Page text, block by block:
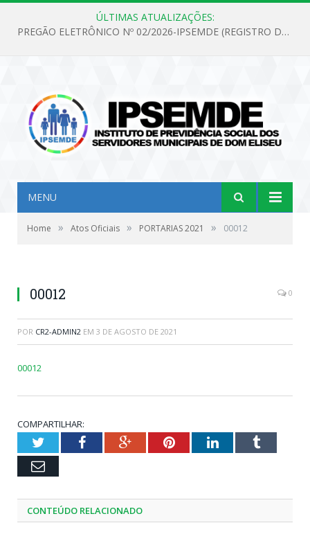
ÚLTIMAS ATUALIZAÇÕES:
PREGÃO ELETRÔNICO Nº 02/2026-IPSEMDE (REGISTRO DE PREÇOS PARA FUTURA E EVENTUAL AQUISIÇÃO DE MATERIAL DE LIMPEZA E GÊNEROS ALIMENTÍCIOS PARA ATENDER AS NECESSIDADES DO INSTITUTO DE PREVIDÊNCIA SOCIAL DOS SERVIDORES MUNICIPAIS DE DOM ELISEU.)
MENU
Home » Atos Oficiais » PORTARIAS 2021 » 00012
00012 0
POR CR2-ADMIN2 EM 3 DE AGOSTO DE 2021
00012
COMPARTILHAR:
TwitterFacebookGoogle+PinterestLinkedInTumblr
Email
CONTEÚDO RELACIONADO